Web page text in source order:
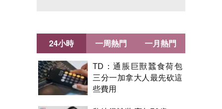
24小時
TD：通脹巨獸蠶食荷包
三分一加拿大人最先砍這
些費用
一周熱門 一月熱門